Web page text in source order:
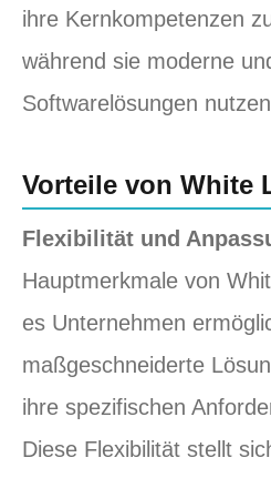
ihre Kernkompetenzen
während sie moderne
Softwarelösungen
Vorteile von White
Flexibilität und
Hauptmerkmale von
es Unternehmen
maßgeschneiderte
ihre spezifischen
Diese Flexibilität stellt